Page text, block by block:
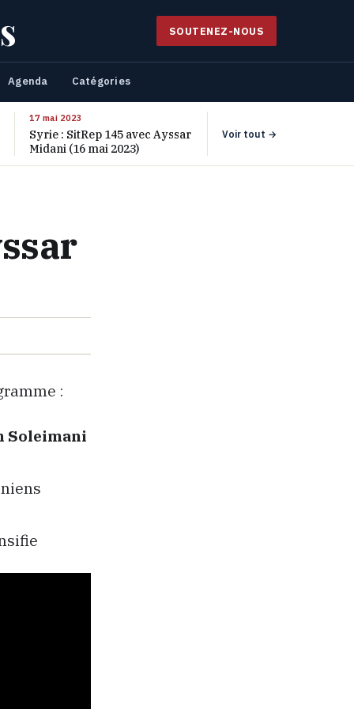
SOUTENEZ-NOUS
Agenda Catégories
17 mai 2023
Syrie : SitRep 145 avec Ayssar
Midani (16 mai 2023)
Voir tout →
:
Soleimani